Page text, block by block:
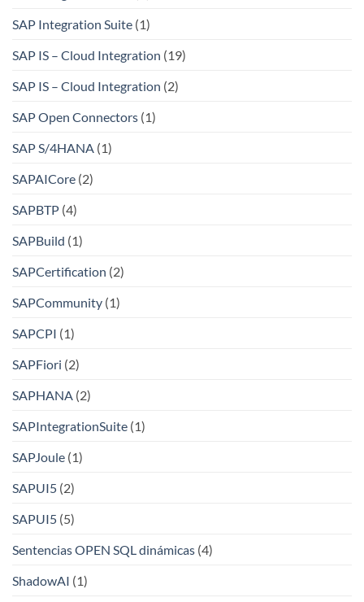
SAP Integration Suite (1)
SAP IS – Cloud Integration (19)
SAP IS – Cloud Integration (2)
SAP Open Connectors (1)
SAP S/4HANA (1)
SAPAICore (2)
SAPBTP (4)
SAPBuild (1)
SAPCertification (2)
SAPCommunity (1)
SAPCPI (1)
SAPFiori (2)
SAPHANA (2)
SAPIntegrationSuite (1)
SAPJoule (1)
SAPUI5 (2)
SAPUI5 (5)
Sentencias OPEN SQL dinámicas (4)
ShadowAI (1)